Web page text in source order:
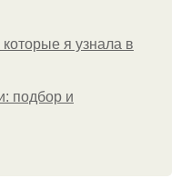
я узнала в
подбор и